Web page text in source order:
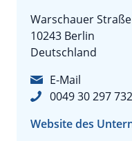
Warschauer
10243 Berlin
Deutschland
E-Mail
0049 30 297
Website des